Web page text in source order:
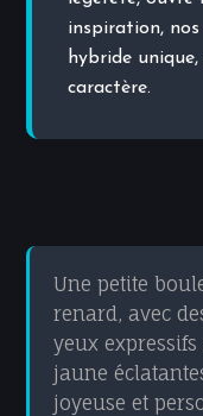
inspiration,
hybride
caractère.
Une petite
renard, avec
yeux
jaune
joyeuse et